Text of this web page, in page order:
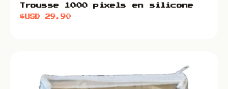
Trousse 1000 pixels en silicone
$USD29,90